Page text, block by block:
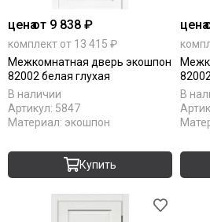
ценаот 9 838 ₽
комплект от 13 415 ₽
Межкомнатная дверь экошпон
82002 белая глухая
В наличии
Артикул: 5847
Материал: экошпон
Купить
цена
В